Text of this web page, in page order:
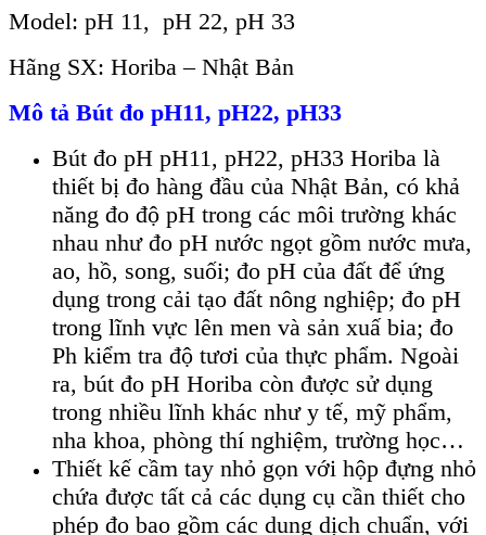
Model: pH 11, pH 22, pH 33
Hãng SX: Horiba – Nhật Bản
Mô tả Bút đo pH11, pH22, pH33
Bút đo pH pH11, pH22, pH33 Horiba là
thiết bị đo hàng đầu của Nhật Bản, có khả
năng đo độ pH trong các môi trường khác
nhau như đo pH nước ngọt gồm nước mưa,
ao, hồ, song, suối; đo pH của đất để ứng
dụng trong cải tạo đất nông nghiệp; đo pH
trong lĩnh vực lên men và sản xuấ bia; đo
Ph kiểm tra độ tươi của thực phẩm. Ngoài
ra, bút đo pH Horiba còn được sử dụng
trong nhiều lĩnh khác như y tế, mỹ phẩm,
nha khoa, phòng thí nghiệm, trường học…
Thiết kế cầm tay nhỏ gọn với hộp đựng nhỏ
chứa được tất cả các dụng cụ cần thiết cho
phép đo bao gồm các dung dịch chuẩn, với